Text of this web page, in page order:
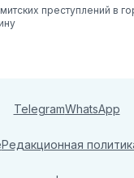
преступлений в
TelegramWhatsApp
Редакционная